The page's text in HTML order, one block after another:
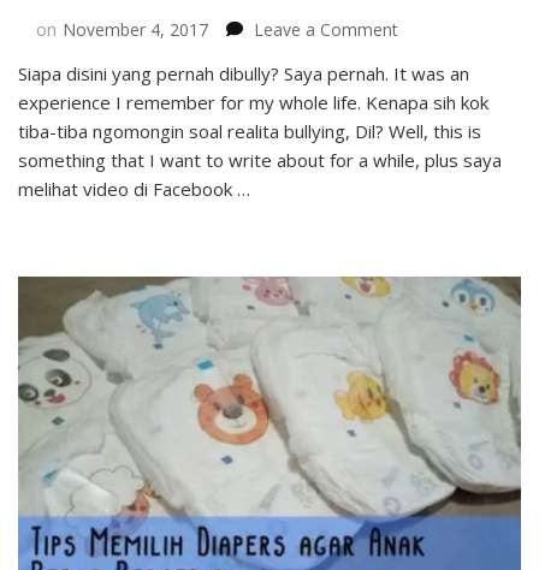
on November 4, 2017 Leave a Commenton
Bullying:
A
Brief
View
Siapa disini yang pernah dibully? Saya pernah. It was an
experience I remember for my whole life. Kenapa sih kok
tiba-tiba ngomongin soal realita bullying, Dil? Well, this is
something that I want to write about for a while, plus saya
melihat video di Facebook …